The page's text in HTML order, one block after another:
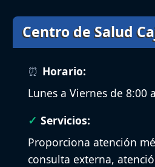
Centro de Salud
Horario:
Lunes a Viernes de 8:00
Servicios:
Proporciona atención
consulta externa,